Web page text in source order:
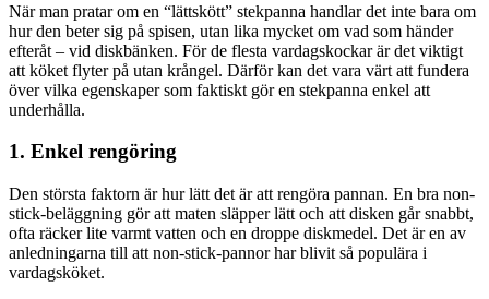
När man pratar om en “lättskött” stekpanna handlar det inte bara om
hur den beter sig på spisen, utan lika mycket om vad som händer
efteråt – vid diskbänken. För de flesta vardagskockar är det viktigt
att köket flyter på utan krångel. Därför kan det vara värt att fundera
över vilka egenskaper som faktiskt gör en stekpanna enkel att
underhålla.
1. Enkel rengöring
Den största faktorn är hur lätt det är att rengöra pannan. En bra non-
stick-beläggning gör att maten släpper lätt och att disken går snabbt,
ofta räcker lite varmt vatten och en droppe diskmedel. Det är en av
anledningarna till att non-stick-pannor har blivit så populära i
vardagsköket.